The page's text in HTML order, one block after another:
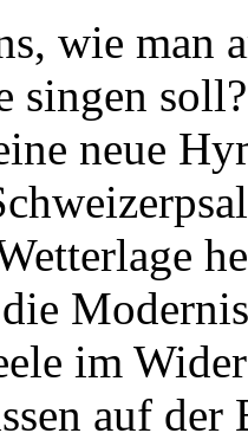
wie man
singen
neue
im
auf